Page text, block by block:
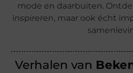
mode en daarbuiten.
inspireren, maar ook écht
Verhalen van